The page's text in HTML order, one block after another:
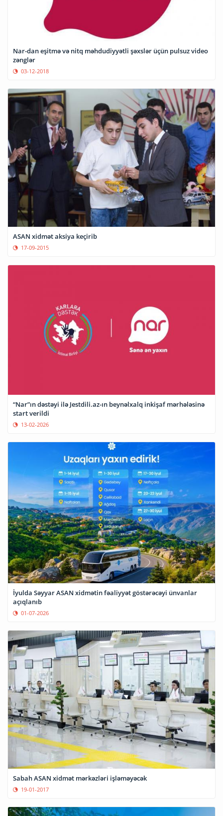
Nar-dan eşitmə və nitq məhdudiyyətli şəxslər üçün pulsuz video
zənglər
03-12-2018
ASAN xidmət aksiya keçirib
17-09-2015
“Nar”ın dəstəyi ilə Jestdili.az-ın beynəlxalq inkişaf mərhələsinə
start verildi
13-02-2026
İyulda Səyyar ASAN xidmətin fəaliyyət göstərəcəyi ünvanlar
açıqlanıb
01-07-2026
Sabah ASAN xidmət mərkəzləri işləməyəcək
19-01-2017